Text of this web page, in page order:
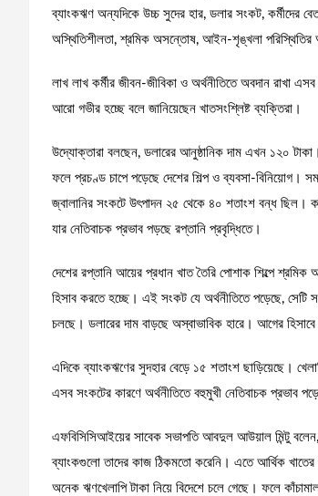
ব্যাংকঋণ অন্যদিকে উচ্চ সুদের হার, ডলার সংকট, কর্মীদের
অস্থিতিশীলতা, শ্রমিক অসন্তোষ, আইন-শৃঙ্খলা
লাখ লাখ কর্মীর জীবন-জীবিকা ও অর্থনীতিতে অবদান রাখা
আরো গভীর হচ্ছে বলে জানিয়েছেন খাতসংশ্লিষ্ট ব্যক্তিরা।
উদ্যোক্তারা বলছেন, ডলারের আনুষ্ঠানিক দাম এখন ১২০
ফলে প্রচণ্ড চাপে পড়েছে দেশের শিল্প ও ব্যবসা-বিনিয়োগ।
জ্বালানির সংকটে উৎপাদন ২৫ থেকে ৪০ শতাংশ বন্ধ ছিল।
যার নেতিবাচক প্রভাব পড়ছে রপ্তানি প্রবৃদ্ধিতে।
দেশের রপ্তানি আয়ের প্রধান খাত তৈরি পোশাক শিল্পে
হিসাব করতে হচ্ছে। এই সংকট যে অর্থনীতিতে পড়েছে, সেটি
চলছে। ডলারের দাম বাড়ছে অস্বাভাবিক হারে। আগের
এদিকে ব্যাংকঋণের সুদহার বেড়ে ১৫ শতাংশ ছাড়িয়েছে।
এসব সংকটের কারণে অর্থনীতিতে বহুমুখী নেতিবাচক প্রভাব
এফবিসিসিআইয়ের সাবেক সভাপতি আবদুল আউয়াল মিন্টু
ব্যাংকগুলো তাদের কাজ ঠিকমতো করেনি। এতে আর্থিক খাতের
অনেক ঋণখেলাপি টাকা নিয়ে বিদেশে চলে গেছে। ফলে